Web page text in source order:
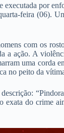
executada por
feira (06).
com os
a ação. A
uma corda
no peito da
exata do crime